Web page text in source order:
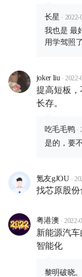
长星 · 2022-
我也是 最
用学驾照
joker liu · 2022-
提高短板
长存。
吃毛毛鸭 ·
是的，要
氪友gJOU ·
找芯原股份
粤港澳 · 2022-
新能源汽
智能化
黎明破晓。